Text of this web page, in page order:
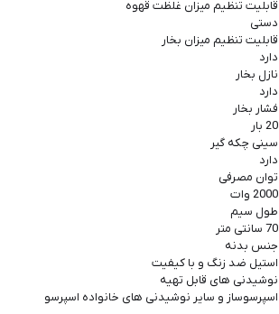
قابلیت تنظیم میزان غلظت قهوه
دستی
قابلیت تنظیم میزان بخار
دارد
نازل بخار
دارد
فشار بخار
20 بار
سینی چکه گیر
دارد
توان مصرفی
2000 وات
طول سیم
70 سانتی متر
جنس بدنه
استیل ضد زنگ و با کیفیت
نوشیدنی های قابل تهیه
اسپرسوساز و سایر نوشیدنی های خانواده اسپرسو